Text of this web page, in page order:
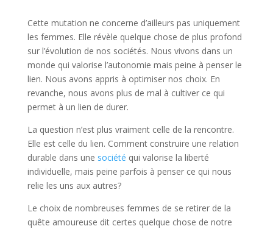
Cette mutation ne concerne d’ailleurs pas uniquement
les femmes. Elle révèle quelque chose de plus profond
sur l’évolution de nos sociétés. Nous vivons dans un
monde qui valorise l’autonomie mais peine à penser le
lien. Nous avons appris à optimiser nos choix. En
revanche, nous avons plus de mal à cultiver ce qui
permet à un lien de durer.
La question n’est plus vraiment celle de la rencontre.
Elle est celle du lien. Comment construire une relation
durable dans une société qui valorise la liberté
individuelle, mais peine parfois à penser ce qui nous
relie les uns aux autres?
Le choix de nombreuses femmes de se retirer de la
quête amoureuse dit certes quelque chose de notre